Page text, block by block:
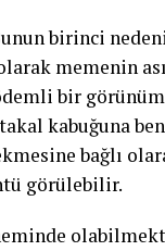
birinci
memenin
bir
kabuğuna
bağlı
görülebilir.